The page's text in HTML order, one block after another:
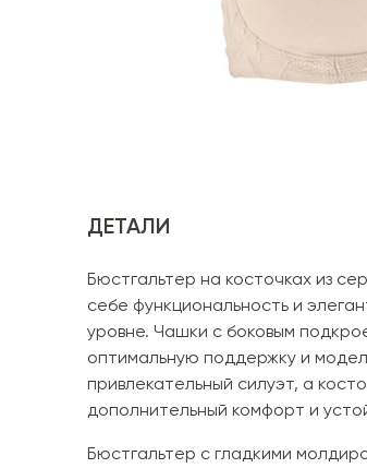
ДЕТАЛИ
Бюстгальтер на косточках из
себе функциональность и
уровне. Чашки с боковым
оптимальную поддержку и
привлекательный силуэт, а
дополнительный комфорт и
Бюстгальтер с гладкими